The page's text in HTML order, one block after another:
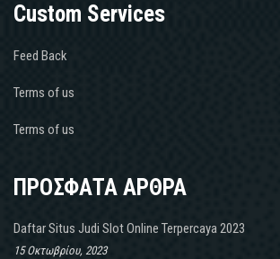
Custom Services
Feed Back
Terms of us
Terms of us
ΠΡΟΣΦΑΤΑ ΑΡΘΡΑ
Daftar Situs Judi Slot Online Terpercaya 2023
15 Οκτωβρίου, 2023